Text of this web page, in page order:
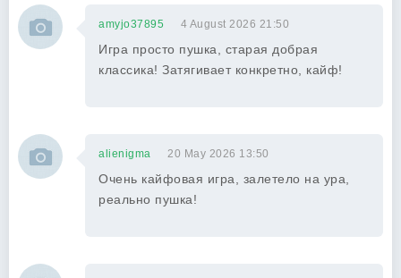
amyjo37895 4 August 2026 21:50
Игра просто пушка, старая добрая
классика! Затягивает конкретно, кайф!
alienigma 20 May 2026 13:50
Очень кайфовая игра, залетело на ура,
реально пушка!